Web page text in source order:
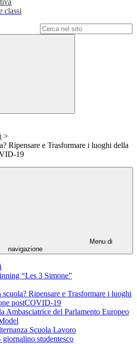
classi
>
Ripensare e Trasformare i luoghi della
19
Menu di
navigazione
“Les 3 Simone”
scuola? Ripensare e Trasformare i luoghi
postCOVID-19
Ambasciatrice del Parlamento Europeo
Scuola Lavoro
studentesco